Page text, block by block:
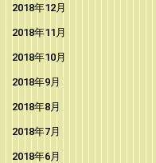
2018年12月
2018年11月
2018年10月
2018年9月
2018年8月
2018年7月
2018年6月